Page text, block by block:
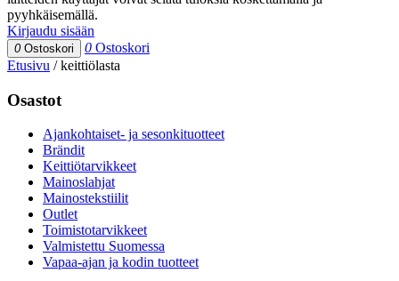
pyyhkäisemällä.
Kirjaudu sisään
0 Ostoskori 0 Ostoskori
Etusivu /keittiölasta
Osastot
Ajankohtaiset- ja sesonkituotteet
Brändit
Keittiötarvikkeet
Mainoslahjat
Mainostekstiilit
Outlet
Toimistotarvikkeet
Valmistettu Suomessa
Vapaa-ajan ja kodin tuotteet